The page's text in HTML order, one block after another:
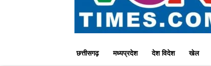
छत्तीसगढ़ मध्यप्रदेश देश विदेश खेल